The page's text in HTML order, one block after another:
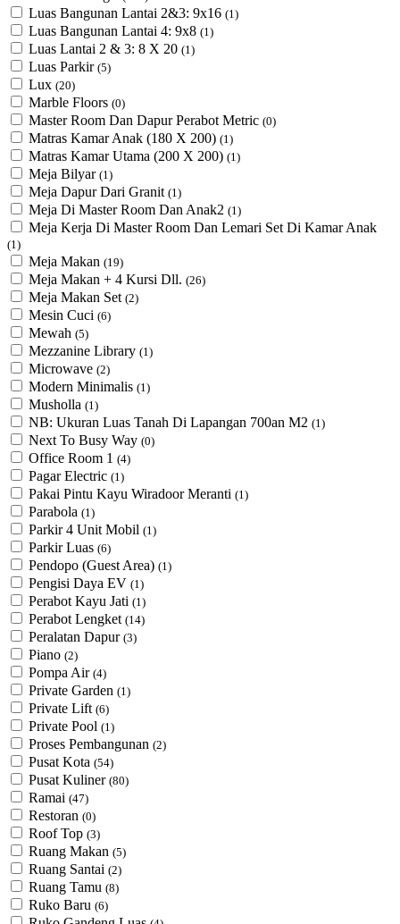
Luas Bangunan Lantai 2&3: 9x16 (1)
Luas Bangunan Lantai 4: 9x8 (1)
Luas Lantai 2 & 3: 8 X 20 (1)
Luas Parkir (5)
Lux (20)
Marble Floors (0)
Master Room Dan Dapur Perabot Metric (0)
Matras Kamar Anak (180 X 200) (1)
Matras Kamar Utama (200 X 200) (1)
Meja Bilyar (1)
Meja Dapur Dari Granit (1)
Meja Di Master Room Dan Anak2 (1)
Meja Kerja Di Master Room Dan Lemari Set Di Kamar Anak
(1)
Meja Makan (19)
Meja Makan + 4 Kursi Dll. (26)
Meja Makan Set (2)
Mesin Cuci (6)
Mewah (5)
Mezzanine Library (1)
Microwave (2)
Modern Minimalis (1)
Musholla (1)
NB: Ukuran Luas Tanah Di Lapangan 700an M2 (1)
Next To Busy Way (0)
Office Room 1 (4)
Pagar Electric (1)
Pakai Pintu Kayu Wiradoor Meranti (1)
Parabola (1)
Parkir 4 Unit Mobil (1)
Parkir Luas (6)
Pendopo (Guest Area) (1)
Pengisi Daya EV (1)
Perabot Kayu Jati (1)
Perabot Lengket (14)
Peralatan Dapur (3)
Piano (2)
Pompa Air (4)
Private Garden (1)
Private Lift (6)
Private Pool (1)
Proses Pembangunan (2)
Pusat Kota (54)
Pusat Kuliner (80)
Ramai (47)
Restoran (0)
Roof Top (3)
Ruang Makan (5)
Ruang Santai (2)
Ruang Tamu (8)
Ruko Baru (6)